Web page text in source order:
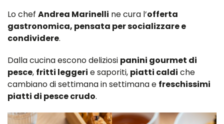
Lo chef Andrea Marinelli ne cura l’offerta
gastronomica, pensata per socializzare e
condividere.
Dalla cucina escono deliziosi panini gourmet di
pesce, fritti leggeri e saporiti, piatti caldi che
cambiano di settimana in settimana e freschissimi
piatti di pesce crudo.